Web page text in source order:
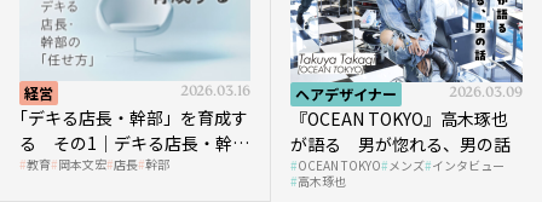
経営 2026.03.16
｢デキる店長・幹部」を育成す
る その1｜デキる店長・幹部
の「任せ方」
教育 岡本文宏 店長 幹部
ヘアデザイナー 2026.03.09
『OCEAN TOKYO』高木琢也
が語る 男が惚れる、男の話
OCEAN TOKYO メンズ インタビュー
高木琢也